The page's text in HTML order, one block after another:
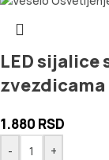
LED sijalice
zvezdicama
1.880 RSD
-
+